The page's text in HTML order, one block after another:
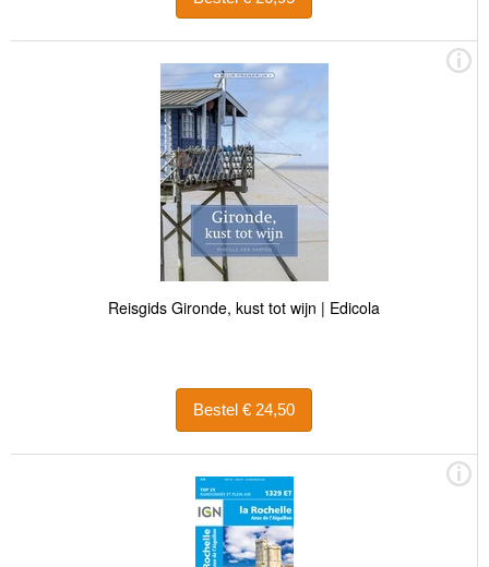
Reisgids Gironde, kust tot wijn | Edicola
Bestel € 24,50